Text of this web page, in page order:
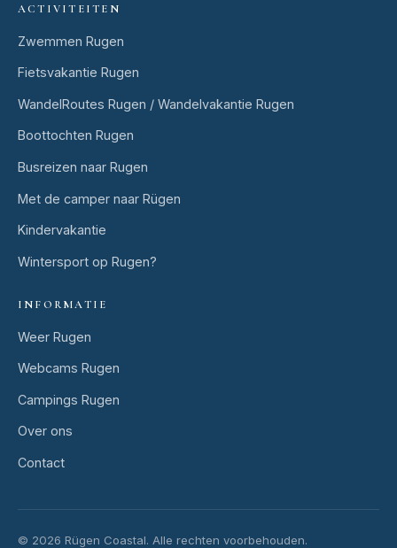
ACTIVITEITEN
Zwemmen Rugen
Fietsvakantie Rugen
WandelRoutes Rugen / Wandelvakantie Rugen
Boottochten Rugen
Busreizen naar Rugen
Met de camper naar Rügen
Kindervakantie
Wintersport op Rugen?
INFORMATIE
Weer Rugen
Webcams Rugen
Campings Rugen
Over ons
Contact
© 2026 Rügen Coastal. Alle rechten voorbehouden.